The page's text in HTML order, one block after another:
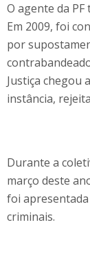
O agente da
Em 2009, foi
por
Justiça chegou
instância,
Durante a
março deste
foi
criminais.